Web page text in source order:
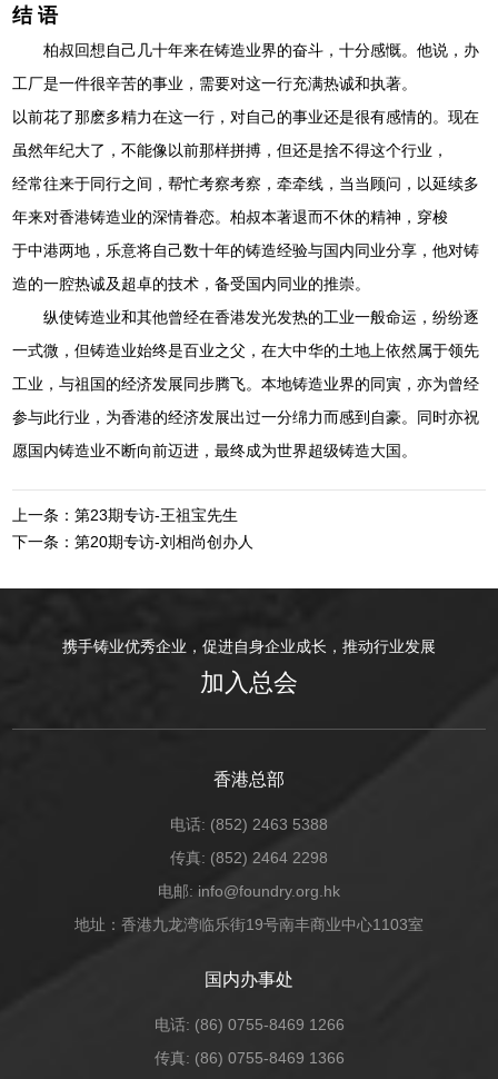
结 语
柏叔回想自己几十年来在铸造业界的奋斗，十分感慨。他说，办
工厂是一件很辛苦的事业，需要对这一行充满热诚和执著。
以前花了那麽多精力在这一行，对自己的事业还是很有感情的。现在
虽然年纪大了，不能像以前那样拼搏，但还是捨不得这个行业，
经常往来于同行之间，帮忙考察考察，牵牵线，当当顾问，以延续多
年来对香港铸造业的深情眷恋。柏叔本著退而不休的精神，穿梭
于中港两地，乐意将自己数十年的铸造经验与国内同业分享，他对铸
造的一腔热诚及超卓的技术，备受国内同业的推崇。
纵使铸造业和其他曾经在香港发光发热的工业一般命运，纷纷逐
一式微，但铸造业始终是百业之父，在大中华的土地上依然属于领先
工业，与祖国的经济发展同步腾飞。本地铸造业界的同寅，亦为曾经
参与此行业，为香港的经济发展出过一分绵力而感到自豪。同时亦祝
愿国内铸造业不断向前迈进，最终成为世界超级铸造大国。
上一条：第23期专访-王祖宝先生
下一条：第20期专访-刘相尚创办人
携手铸业优秀企业，促进自身企业成长，推动行业发展
加入总会
香港总部
电话: (852) 2463 5388
传真: (852) 2464 2298
电邮: info@foundry.org.hk
地址：香港九龙湾临乐街19号南丰商业中心1103室
国内办事处
电话: (86) 0755-8469 1266
传真: (86) 0755-8469 1366